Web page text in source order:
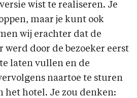
wist te realiseren. Je
maar je kunt ook
wij erachter dat de
werd door de bezoeker eerst
laten vullen en de
naartoe te sturen
het hotel. Je zou denken: